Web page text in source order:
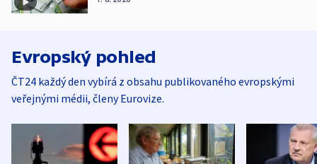
Evropský pohled
ČT24 každý den vybírá z obsahu publikovaného evropskými
veřejnými médii, členy Eurovize.